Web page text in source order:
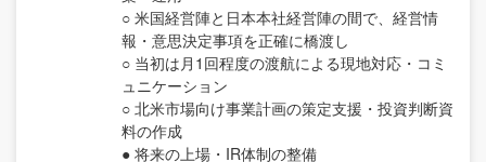
○ 米国経営陣と日本本社経営陣の間で、経営情
報・意思決定事項を正確に橋渡し
○ 当初は月1回程度の渡航による現地対応・コミ
ュニケーション
○ 北米市場向け事業計画の策定支援・投資判断資
料の作成
● 将来の上場・IR体制の整備